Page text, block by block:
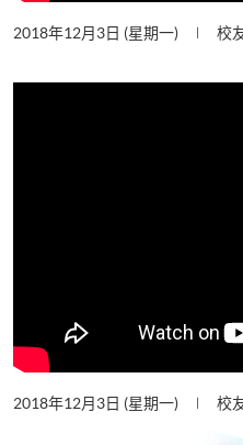
2018年12月3日 (星期一) 校
2018年12月3日 (星期一) 校